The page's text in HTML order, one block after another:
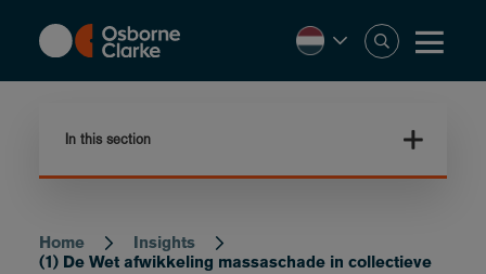
content
In this section
Breadcrumb
Home
Insights
(1) De Wet afwikkeling massaschade in collectieve